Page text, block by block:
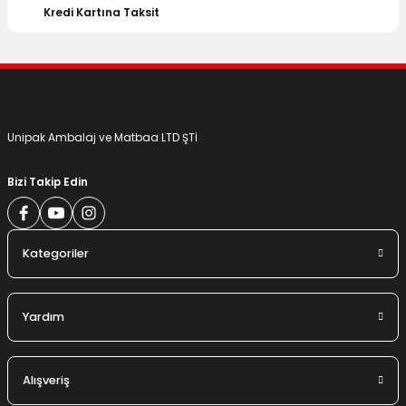
Bu ürüne benzer farklı alternatifler olmalı.
Kredi Kartına Taksit
Unipak Ambalaj ve Matbaa LTD ŞTİ
Bizi Takip Edin
Kategoriler
Yardım
Alışveriş